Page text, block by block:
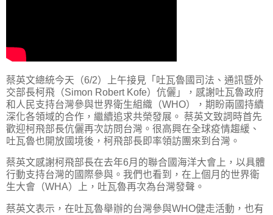
蔡英文總統今天（6/2）上午接見「吐瓦魯國司法、通訊暨外
交部長柯飛（Simon Robert Kofe）伉儷」，感謝吐瓦魯政府
和人民支持台灣參與世界衛生組織（WHO），期盼兩國持續
深化各領域的合作，繼續追求共榮發展。 蔡英文致詞時首先
歡迎柯飛部長伉儷再次訪問台灣。很高興在全球疫情趨緩、
吐瓦魯也開放國境後，柯飛部長即率領訪團來到台灣。
蔡英文感謝柯飛部長在去年6月的聯合國海洋大會上，以具體
行動支持台灣的國際參與。我們也看到，在上個月的世界衛
生大會（WHA）上，吐瓦魯再次為台灣發聲。
蔡英文表示，在吐瓦魯舉辦的台灣參與WHO健走活動，也有